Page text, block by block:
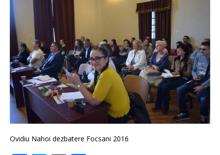
Ovidiu Nahoi dezbatere Focsani 2016